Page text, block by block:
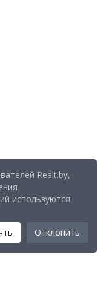
Realt.by,
используются
Отклонить